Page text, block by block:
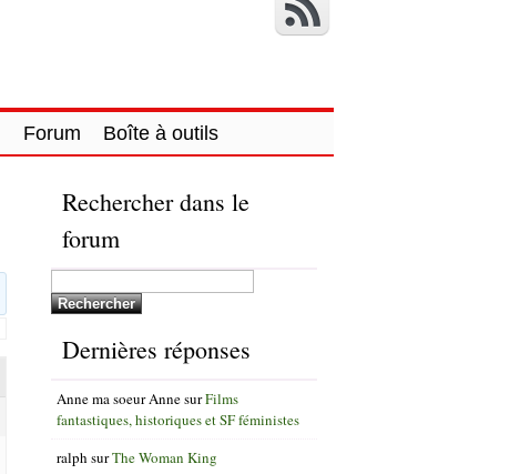
Forum Boîte à outils
Rechercher dans le
forum
Dernières réponses
Anne ma soeur AnnesurFilms
fantastiques, historiques et SF féministes
ralph surThe Woman King